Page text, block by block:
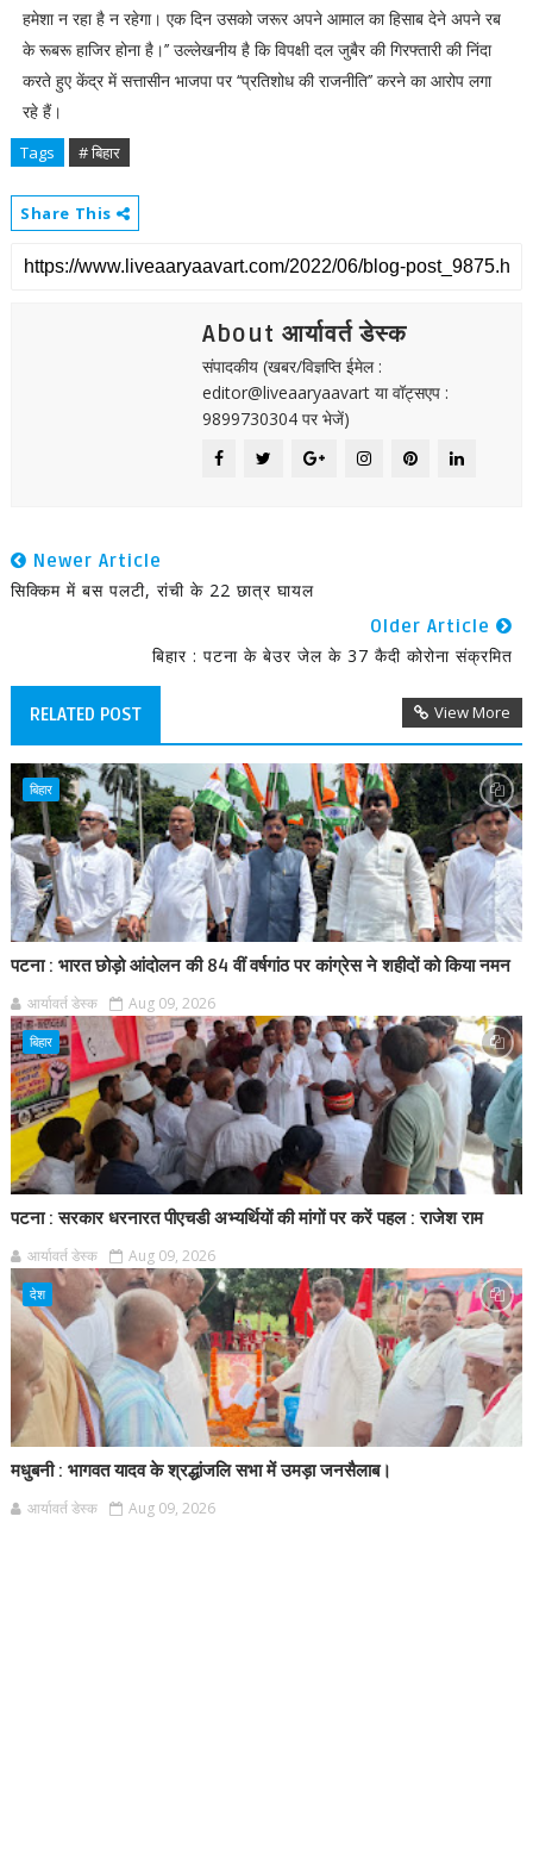
हमेशा न रहा है न रहेगा। एक दिन उसको जरूर अपने आमाल का हिसाब देने अपने रब
के रूबरू हाजिर होना है।’’ उल्लेखनीय है कि विपक्षी दल जुबैर की गिरफ्तारी की निंदा
करते हुए केंद्र में सत्तासीन भाजपा पर ‘‘प्रतिशोध की राजनीति’’ करने का आरोप लगा
रहे हैं।
Tags # बिहार
Share This
About आर्यावर्त डेस्क
संपादकीय (खबर/विज्ञप्ति ईमेल :
editor@liveaaryaavart या वॉट्सएप :
9899730304 पर भेजें)
Newer Article
सिक्किम में बस पलटी, रांची के 22 छात्र घायल
Older Article
बिहार : पटना के बेउर जेल के 37 कैदी कोरोना संक्रमित
RELATED POST View More
बिहार
पटना : भारत छोड़ो आंदोलन की 84 वीं वर्षगांठ पर कांग्रेस ने शहीदों को किया नमन
आर्यावर्त डेस्क Aug 09, 2026
बिहार
पटना : सरकार धरनारत पीएचडी अभ्यर्थियों की मांगों पर करें पहल : राजेश राम
आर्यावर्त डेस्क Aug 09, 2026
देश
मधुबनी : भागवत यादव के श्रद्धांजलि सभा में उमड़ा जनसैलाब।
आर्यावर्त डेस्क Aug 09, 2026